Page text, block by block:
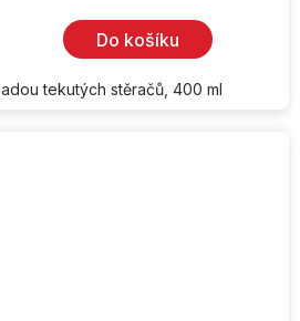
Do košíku
tekutých stěračů, 400 ml